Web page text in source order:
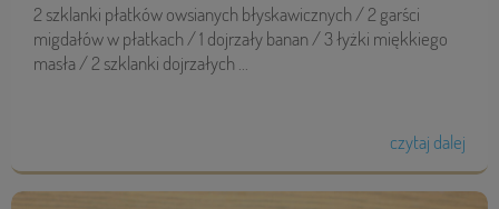
2 szklanki płatków owsianych błyskawicznych / 2 garści
migdałów w płatkach / 1 dojrzały banan / 3 łyżki miękkiego
masła / 2 szklanki dojrzałych ...
czytaj dalej